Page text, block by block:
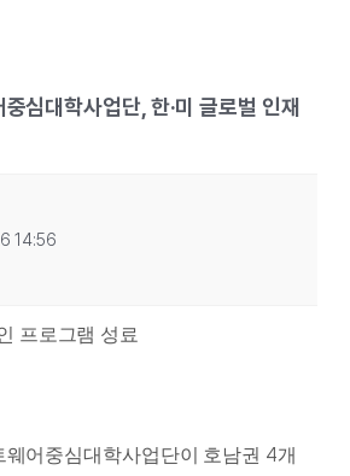
심대학사업단, 한·미 글로벌 인재
14:56
프로그램 성료
어중심대학사업단이 호남권 4개